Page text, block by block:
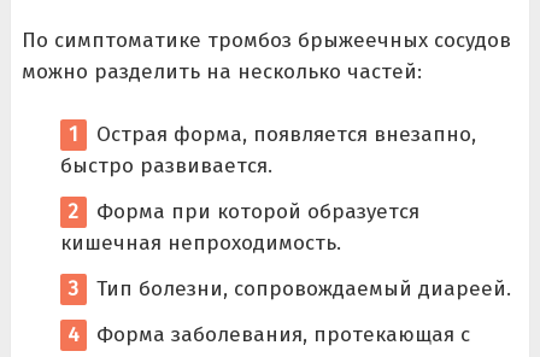
По симптоматике тромбоз брыжеечных сосудов
можно разделить на несколько частей:
Острая форма, появляется внезапно,
быстро развивается.
Форма при которой образуется
кишечная непроходимость.
Тип болезни, сопровождаемый диареей.
Форма заболевания, протекающая с